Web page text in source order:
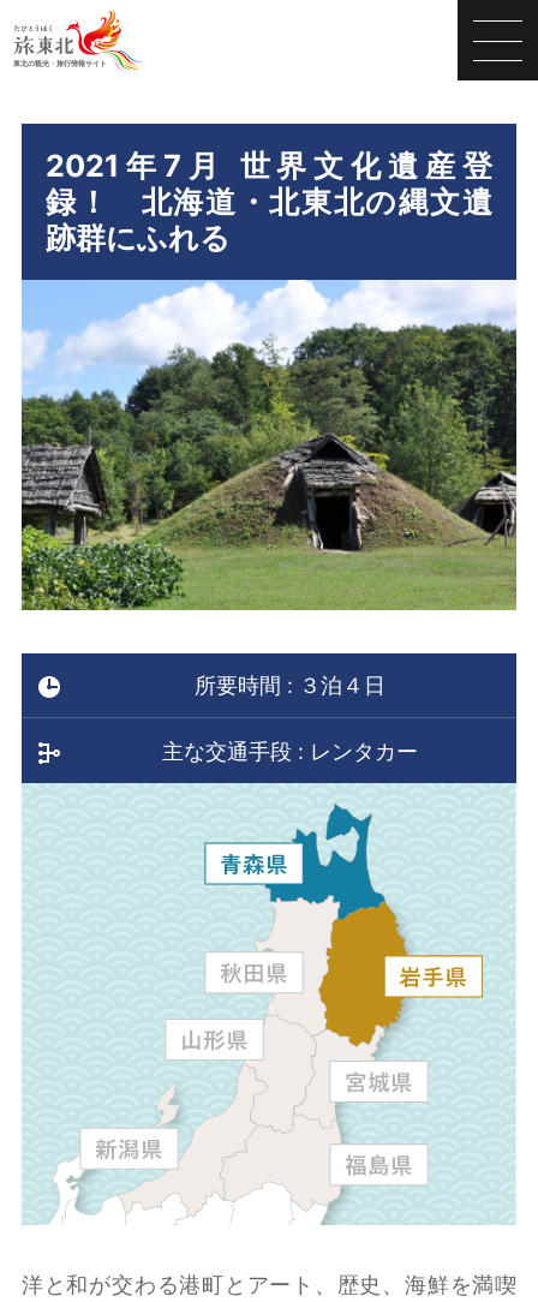
2021年7月 世界文化遺産登
録！ 北海道・北東北の縄文遺
跡群にふれる
所要時間 : ３泊４日
主な交通手段 : レンタカー
洋と和が交わる港町とアート、歴史、海鮮を満喫